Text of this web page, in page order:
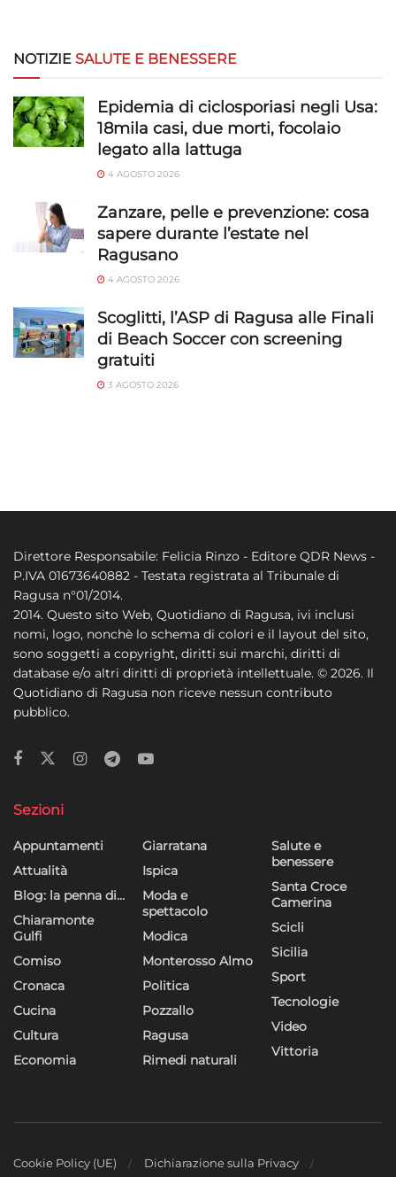
NOTIZIE SALUTE E BENESSERE
Epidemia di ciclosporiasi negli Usa:
18mila casi, due morti, focolaio
legato alla lattuga
4 AGOSTO 2026
Zanzare, pelle e prevenzione: cosa
sapere durante l’estate nel
Ragusano
4 AGOSTO 2026
Scoglitti, l’ASP di Ragusa alle Finali
di Beach Soccer con screening
gratuiti
3 AGOSTO 2026
Direttore Responsabile: Felicia Rinzo - Editore QDR News -
P.IVA 01673640882 - Testata registrata al Tribunale di
Ragusa n°01/2014.
2014. Questo sito Web, Quotidiano di Ragusa, ivi inclusi
nomi, logo, nonchè lo schema di colori e il layout del sito,
sono soggetti a copyright, diritti sui marchi, diritti di
database e/o altri diritti di proprietà intellettuale. © 2026. Il
Quotidiano di Ragusa non riceve nessun contributo
pubblico.
Sezioni
Appuntamenti
Attualità
Blog: la penna di…
Chiaramonte
Gulfi
Comiso
Cronaca
Cucina
Cultura
Economia
Giarratana
Ispica
Moda e
spettacolo
Modica
Monterosso Almo
Politica
Pozzallo
Ragusa
Rimedi naturali
Salute e
benessere
Santa Croce
Camerina
Scicli
Sicilia
Sport
Tecnologie
Video
Vittoria
Cookie Policy (UE)
Dichiarazione sulla Privacy